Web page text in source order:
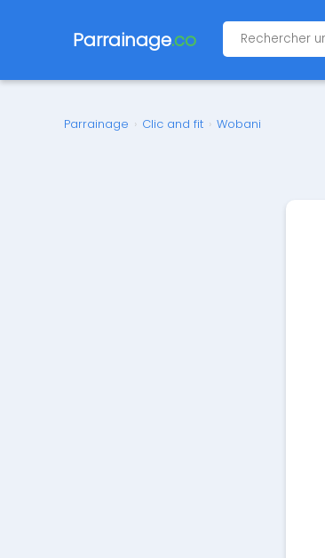
Parrainage.co
Parrainage › Clic and fit › Wobani